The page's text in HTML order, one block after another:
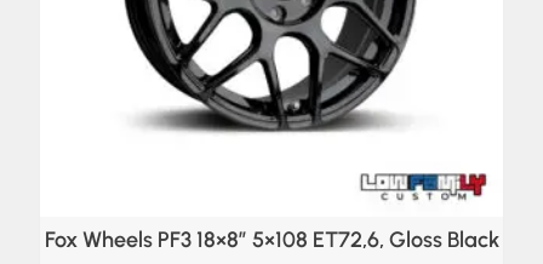
Fox Wheels PF3 18×8″ 5×108 ET72,6, Gloss Black